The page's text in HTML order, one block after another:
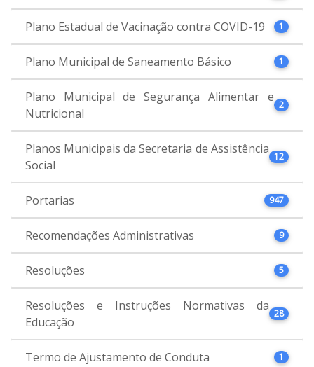
Plano Estadual de Vacinação contra COVID-19 1
Plano Municipal de Saneamento Básico 1
Plano Municipal de Segurança Alimentar e
Nutricional
2
Planos Municipais da Secretaria de Assistência
Social
12
Portarias 947
Recomendações Administrativas 9
Resoluções 5
Resoluções e Instruções Normativas da
Educação
28
Termo de Ajustamento de Conduta 1